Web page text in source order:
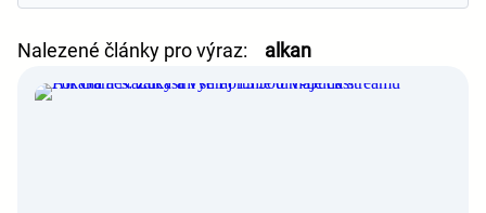
Nalezené články pro výraz: alkan